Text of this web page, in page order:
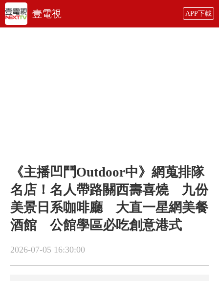
壹電視 APP下載
《主播凹鬥Outdoor中》網蒐排隊
名店！名人帶路關西壽喜燒 九份
美景日系咖啡廳 大直一星網美餐
酒館 公館學區必吃創意港式
2026-07-05 16:30:00